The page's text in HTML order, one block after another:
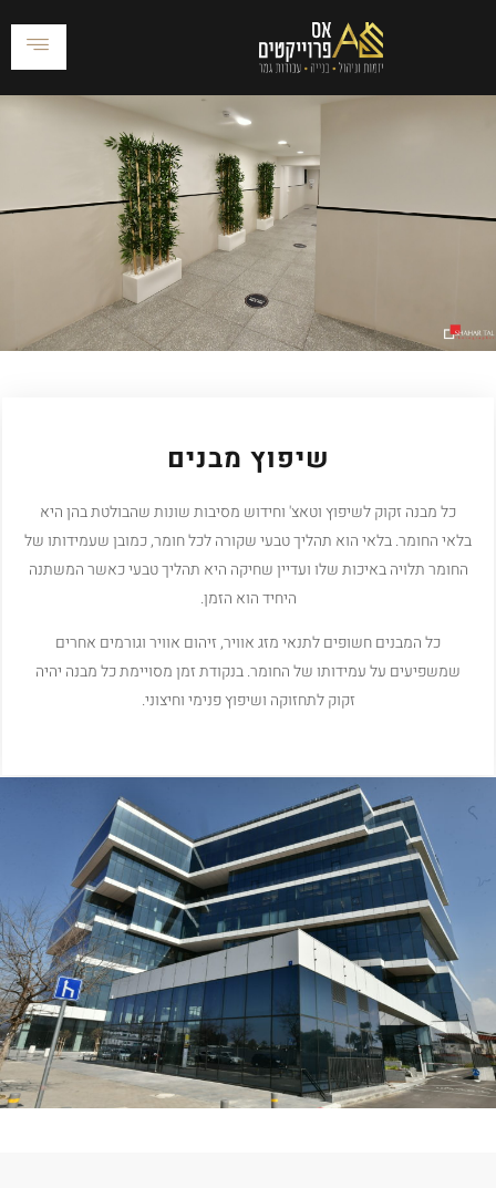
שיפוץ מבנים
שיפוץ מבנים
כל מבנה זקוק לשיפוץ וטאצ' וחידוש מסיבות שונות שהבולטת בהן היא
בלאי החומר. בלאי הוא תהליך טבעי שקורה לכל חומר, כמובן שעמידותו של
החומר תלויה באיכות שלו ועדיין שחיקה היא תהליך טבעי כאשר המשתנה
היחיד הוא הזמן.
כל המבנים חשופים לתנאי מזג אוויר, זיהום אוויר וגורמים אחרים
שמשפיעים על עמידותו של החומר. בנקודת זמן מסויימת כל מבנה יהיה
זקוק לתחזוקה ושיפוץ פנימי וחיצוני.